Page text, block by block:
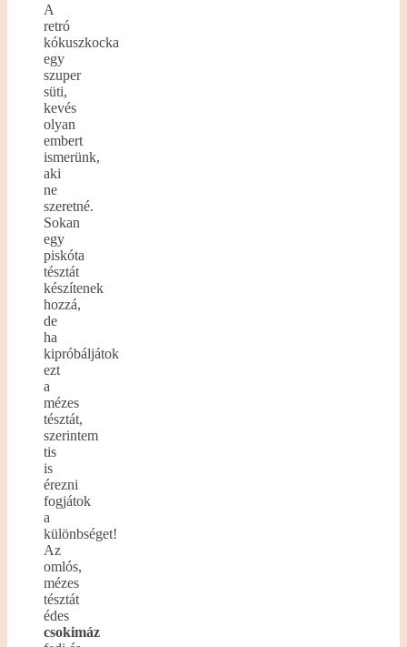
A
retró
kókuszkocka
egy
szuper
süti,
kevés
olyan
embert
ismerünk,
aki
ne
szeretné.
Sokan
egy
piskóta
tésztát
készítenek
hozzá,
de
ha
kipróbáljátok
ezt
a
mézes
tésztát,
szerintem
tis
is
érezni
fogjátok
a
különbséget!
Az
omlós,
mézes
tésztát
édes
csokimáz